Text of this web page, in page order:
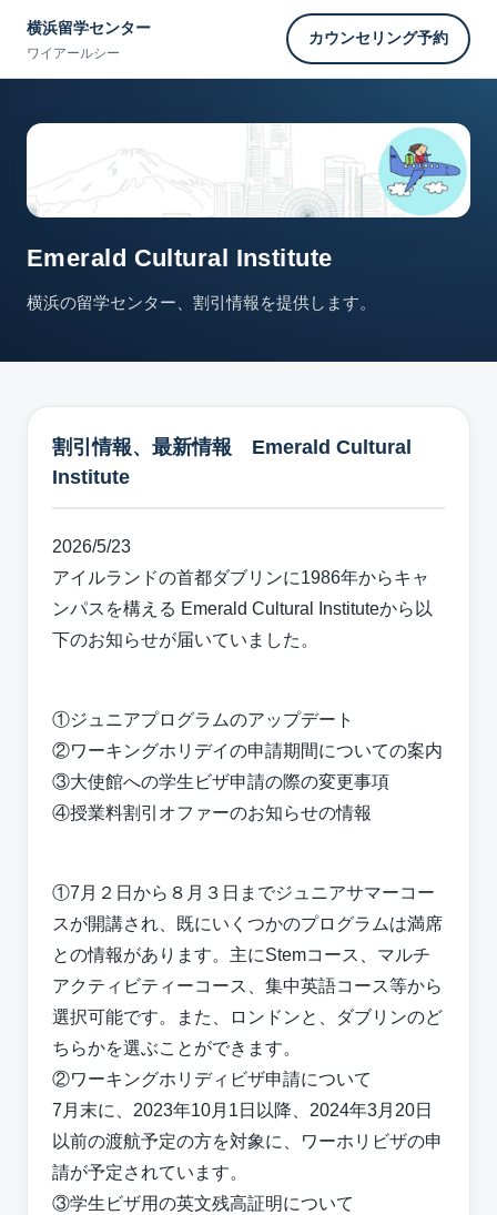
横浜留学センター
ワイアールシー
カウンセリング予約
Emerald Cultural Institute
横浜の留学センター、割引情報を提供します。
割引情報、最新情報 Emerald Cultural
Institute
2026/5/23
アイルランドの首都ダブリンに1986年からキャ
ンパスを構える Emerald Cultural Instituteから以
下のお知らせが届いていました。
①ジュニアプログラムのアップデート
②ワーキングホリデイの申請期間についての案内
③大使館への学生ビザ申請の際の変更事項
④授業料割引オファーのお知らせの情報
①7月２日から８月３日までジュニアサマーコー
スが開講され、既にいくつかのプログラムは満席
との情報があります。主にStemコース、マルチ
アクティビティーコース、集中英語コース等から
選択可能です。また、ロンドンと、ダブリンのど
ちらかを選ぶことができます。
②ワーキングホリディビザ申請について
7月末に、2023年10月1日以降、2024年3月20日
以前の渡航予定の方を対象に、ワーホリビザの申
請が予定されています。
③学生ビザ用の英文残高証明について